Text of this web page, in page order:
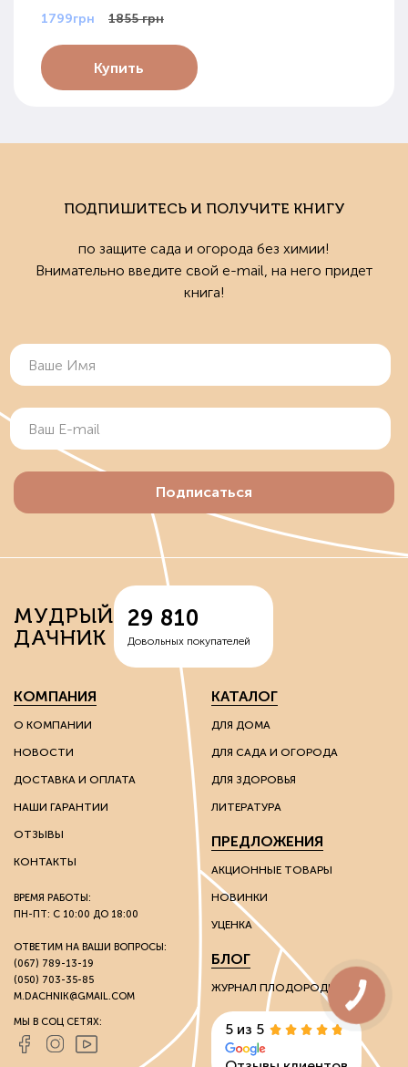
1799грн 1855 грн
Купить
ПОДПИШИТЕСЬ И ПОЛУЧИТЕ КНИГУ
по защите сада и огорода без химии!
Внимательно введите свой e-mail, на него придет
книга!
Подписаться
МУДРЫЙ
ДАЧНИК
29 810
Довольных покупателей
КОМПАНИЯ
О КОМПАНИИ
НОВОСТИ
ДОСТАВКА И ОПЛАТА
НАШИ ГАРАНТИИ
ОТЗЫВЫ
КОНТАКТЫ
ВРЕМЯ РАБОТЫ:
ПН-ПТ: С 10:00 ДО 18:00
ОТВЕТИМ НА ВАШИ ВОПРОСЫ:
(067) 789-13-19
(050) 703-35-85
M.DACHNIK@GMAIL.COM
МЫ В СОЦ СЕТЯХ:
КАТАЛОГ
ДЛЯ ДОМА
ДЛЯ САДА И ОГОРОДА
ДЛЯ ЗДОРОВЬЯ
ЛИТЕРАТУРА
ПРЕДЛОЖЕНИЯ
АКЦИОННЫЕ ТОВАРЫ
НОВИНКИ
УЦЕНКА
БЛОГ
ЖУРНАЛ ПЛОДОРОДИЯ
5 из 5